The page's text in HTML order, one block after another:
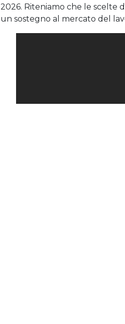
2026. Riteniamo che le scelte
un sostegno al mercato del